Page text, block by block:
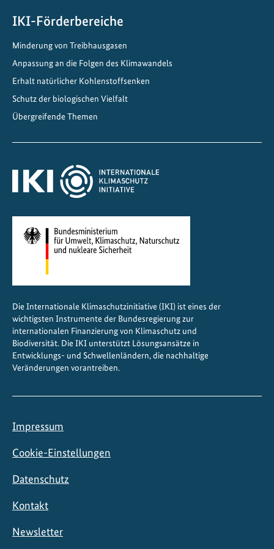
IKI-Förderbereiche
Minderung von Treibhausgasen
Anpassung an die Folgen des Klimawandels
Erhalt natürlicher Kohlenstoffsenken
Schutz der biologischen Vielfalt
Übergreifende Themen
Die Internationale Klimaschutzinitiative (IKI) ist eines der
wichtigsten Instrumente der Bundesregierung zur
internationalen Finanzierung von Klimaschutz und
Biodiversität. Die IKI unterstützt Lösungsansätze in
Entwicklungs- und Schwellenländern, die nachhaltige
Veränderungen vorantreiben.
Impressum
Cookie-Einstellungen
Datenschutz
Kontakt
Newsletter